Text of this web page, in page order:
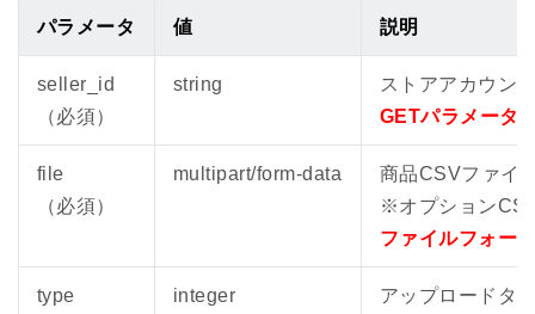
パラメータ 値 説明
seller_id
（必須）
string
ストアアカウン
GETパラメータ
file
（必須）
multipart/form-data
商品CSVファイ
※オプション
ファイルフォー
type
integer
アップロードタ